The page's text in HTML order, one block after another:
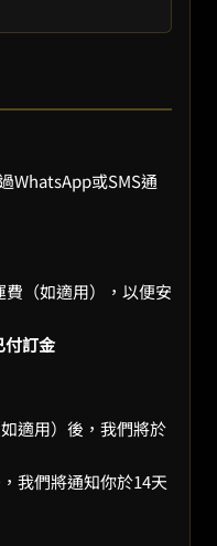
WhatsApp或SMS通
（如適用），以便安
付訂金
適用）後，我們將於
我們將通知你於14天